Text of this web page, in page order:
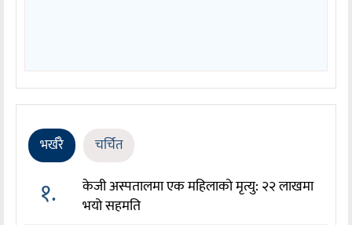
भर्खरै चर्चित
१.
केजी अस्पतालमा एक महिलाको मृत्यु: २२ लाखमा
भयो सहमति